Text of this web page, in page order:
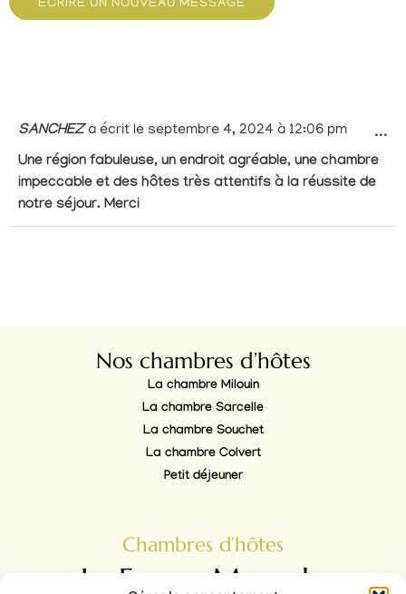
SANCHEZ a écrit le septembre 4, 2024 à 12:06 pm
Une région fabuleuse, un endroit agréable, une chambre
impeccable et des hôtes très attentifs à la réussite de
notre séjour. Merci
...
Nos chambres d’hôtes
La chambre Milouin
La chambre Sarcelle
La chambre Souchet
La chambre Colvert
Petit déjeuner
Chambres d’hôtes
La Ferme Marpalu